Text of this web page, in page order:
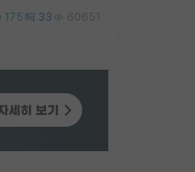
175 33 60651